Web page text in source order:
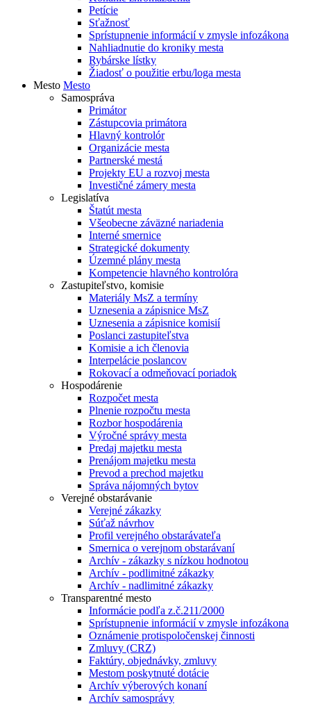
Petície
Sťažnosť
Sprístupnenie informácií v zmysle infozákona
Nahliadnutie do kroniky mesta
Rybárske lístky
Žiadosť o použitie erbu/loga mesta
Mesto Mesto
Samospráva
Primátor
Zástupcovia primátora
Hlavný kontrolór
Organizácie mesta
Partnerské mestá
Projekty EU a rozvoj mesta
Investičné zámery mesta
Legislatíva
Štatút mesta
Všeobecne záväzné nariadenia
Interné smernice
Strategické dokumenty
Územné plány mesta
Kompetencie hlavného kontrolóra
Zastupiteľstvo, komisie
Materiály MsZ a termíny
Uznesenia a zápisnice MsZ
Uznesenia a zápisnice komisií
Poslanci zastupiteľstva
Komisie a ich členovia
Interpelácie poslancov
Rokovací a odmeňovací poriadok
Hospodárenie
Rozpočet mesta
Plnenie rozpočtu mesta
Rozbor hospodárenia
Výročné správy mesta
Predaj majetku mesta
Prenájom majetku mesta
Prevod a prechod majetku
Správa nájomných bytov
Verejné obstarávanie
Verejné zákazky
Súťaž návrhov
Profil verejného obstarávateľa
Smernica o verejnom obstarávaní
Archív - zákazky s nízkou hodnotou
Archív - podlimitné zákazky
Archív - nadlimitné zákazky
Transparentné mesto
Informácie podľa z.č.211/2000
Sprístupnenie informácií v zmysle infozákona
Oznámenie protispoločenskej činnosti
Zmluvy (CRZ)
Faktúry, objednávky, zmluvy
Mestom poskytnuté dotácie
Archív výberových konaní
Archív samosprávy